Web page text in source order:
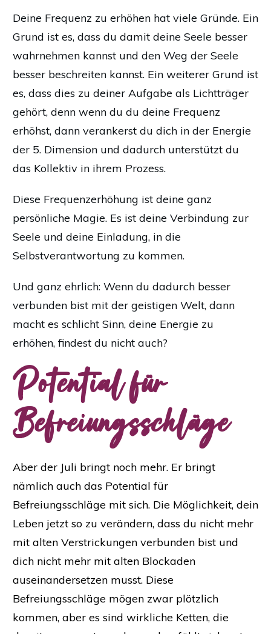
Deine Frequenz zu erhöhen hat viele Gründe. Ein
Grund ist es, dass du damit deine Seele besser
wahrnehmen kannst und den Weg der Seele
besser beschreiten kannst. Ein weiterer Grund ist
es, dass dies zu deiner Aufgabe als Lichtträger
gehört, denn wenn du du deine Frequenz
erhöhst, dann verankerst du dich in der Energie
der 5. Dimension und dadurch unterstützt du
das Kollektiv in ihrem Prozess.
Diese Frequenzerhöhung ist deine ganz
persönliche Magie. Es ist deine Verbindung zur
Seele und deine Einladung, in die
Selbstverantwortung zu kommen.
Und ganz ehrlich: Wenn du dadurch besser
verbunden bist mit der geistigen Welt, dann
macht es schlicht Sinn, deine Energie zu
erhöhen, findest du nicht auch?
Potential für
Befreiungsschläge
Aber der Juli bringt noch mehr. Er bringt
nämlich auch das Potential für
Befreiungsschläge mit sich. Die Möglichkeit, dein
Leben jetzt so zu verändern, dass du nicht mehr
mit alten Verstrickungen verbunden bist und
dich nicht mehr mit alten Blockaden
auseinandersetzen musst. Diese
Befreiungsschläge mögen zwar plötzlich
kommen, aber es sind wirkliche Ketten, die